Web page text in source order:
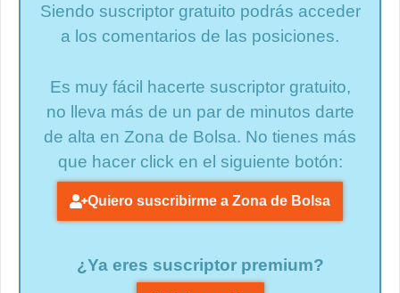
Siendo suscriptor gratuito podrás acceder
a los comentarios de las posiciones.
Es muy fácil hacerte suscriptor gratuito,
no lleva más de un par de minutos darte
de alta en Zona de Bolsa. No tienes más
que hacer click en el siguiente botón:
Quiero suscribirme a Zona de Bolsa
¿Ya eres suscriptor premium?